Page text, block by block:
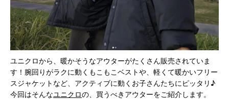
ユニクロから、暖かそうなアウターがたくさん販売されていま
す！腕回りがラクに動くもこもこベストや、軽くて暖かいフリー
スジャケットなど、アクティブに動くお子さんたちにピッタリ♪
今回はそんなユニクロの、買うべきアウターをご紹介します。